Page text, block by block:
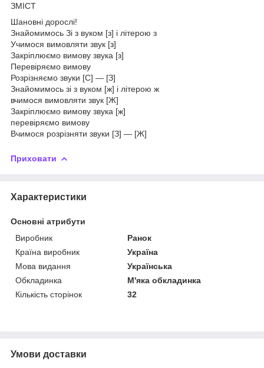
ЗМIСТ
Шановні дорослі!
Знайомимось Зі з вуком [з] і літерою з
Учимося вимовляти звук [з]
Закріплюємо вимову звука [з]
Перевіряємо вимову
Розрізняємо звуки [С] — [З]
Знайомимось зі з вуком [ж] і літерою ж
вчимося вимовляти звук [Ж]
Закріплюємо вимову звука [ж]
перевіряємо вимову
Вчимося розрізняти звуки [З] — [Ж]
Приховати
Характеристики
Основні атрибути
Виробник
Ранок
Країна виробник
Україна
Мова видання
Українська
Обкладинка
М'яка обкладинка
Кількість сторінок
32
Умови доставки